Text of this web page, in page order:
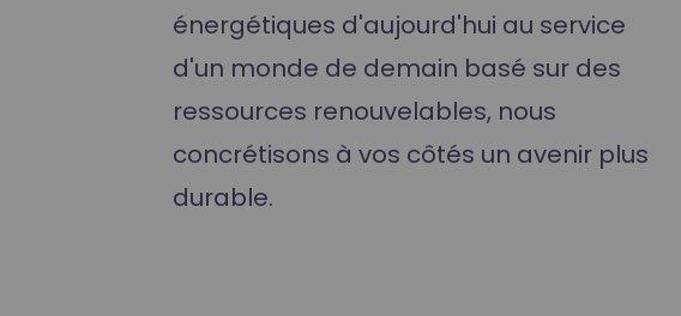
énergétiques d'aujourd'hui au service
d'un monde de demain basé sur des
ressources renouvelables, nous
concrétisons à vos côtés un avenir plus
durable.